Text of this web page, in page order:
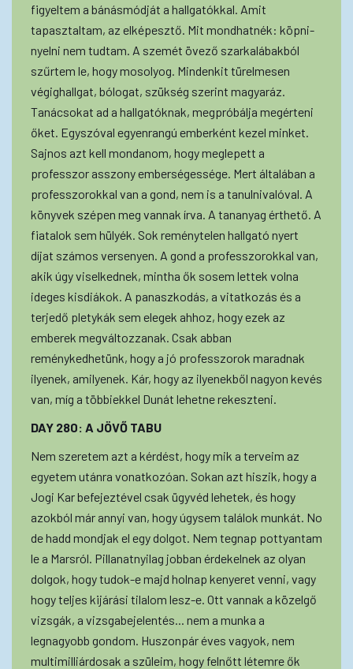
figyeltem a bánásmódját a hallgatókkal. Amit
tapasztaltam, az elképesztő. Mit mondhatnék: köpni-
nyelni nem tudtam. A szemét övező szarkalábakból
szűrtem le, hogy mosolyog. Mindenkit türelmesen
végighallgat, bólogat, szükség szerint magyaráz.
Tanácsokat ad a hallgatóknak, megpróbálja megérteni
őket. Egyszóval egyenrangú emberként kezel minket.
Sajnos azt kell mondanom, hogy meglepett a
professzor asszony emberségessége. Mert általában a
professzorokkal van a gond, nem is a tanulnivalóval. A
könyvek szépen meg vannak írva. A tananyag érthető. A
fiatalok sem hülyék. Sok reménytelen hallgató nyert
díjat számos versenyen. A gond a professzorokkal van,
akik úgy viselkednek, mintha ők sosem lettek volna
ideges kisdiákok. A panaszkodás, a vitatkozás és a
terjedő pletykák sem elegek ahhoz, hogy ezek az
emberek megváltozzanak. Csak abban
reménykedhetünk, hogy a jó professzorok maradnak
ilyenek, amilyenek. Kár, hogy az ilyenekből nagyon kevés
van, míg a többiekkel Dunát lehetne rekeszteni.
DAY 280: A JÖVŐ TABU
Nem szeretem azt a kérdést, hogy mik a terveim az
egyetem utánra vonatkozóan. Sokan azt hiszik, hogy a
Jogi Kar befejeztével csak ügyvéd lehetek, és hogy
azokból már annyi van, hogy úgysem találok munkát. No
de hadd mondjak el egy dolgot. Nem tegnap pottyantam
le a Marsról. Pillanatnyilag jobban érdekelnek az olyan
dolgok, hogy tudok-e majd holnap kenyeret venni, vagy
hogy teljes kijárási tilalom lesz-e. Ott vannak a közelgő
vizsgák, a vizsgabejelentés... nem a munka a
legnagyobb gondom. Huszonpár éves vagyok, nem
multimilliárdosak a szüleim, hogy felnőtt létemre ők